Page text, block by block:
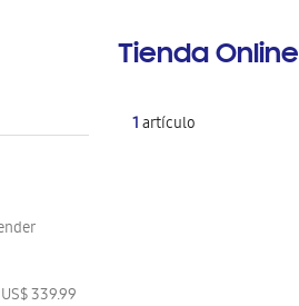
Tienda Online
1artículo
339.99